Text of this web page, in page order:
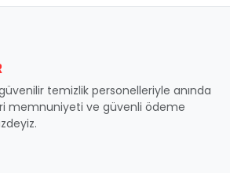
temizlik personelleriyle anında
memnuniyeti ve güvenli ödeme